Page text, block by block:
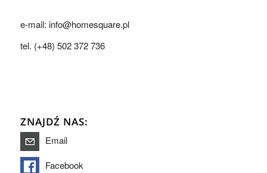
e-mail: info@homesquare.pl
tel. (+48) 502 372 736
ZNAJDŹ NAS:
Email
Facebook